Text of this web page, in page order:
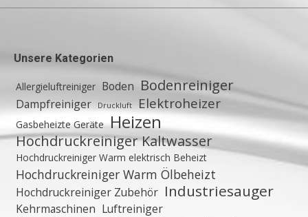
Unsere Kategorien
Allergieluftreiniger Boden Bodenreiniger
Dampfreiniger Druckluft Elektroheizer
Gasbeheizte Geräte Heizen
Hochdruckreiniger Kaltwasser
Hochdruckreiniger Warm elektrisch Beheizt
Hochdruckreiniger Warm Ölbeheizt
Hochdruckreiniger Zubehör Industriesauger
Kehrmaschinen Luftreiniger